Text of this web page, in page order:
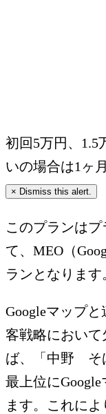
初回5万円、1.5
いの場合は1ヶ
× Dismiss this alert.
このプランは
て、MEO（
ランとなります
Googleマップ
客戦略において
ば、「中野 そ
最上位に
ます。これに